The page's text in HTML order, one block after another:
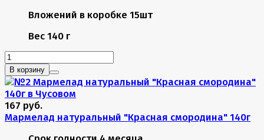
Вложений в коробке 15шт
Вес 140 г
В корзину
167 руб.
Мармелад натуральный "Красная смородина" 140г